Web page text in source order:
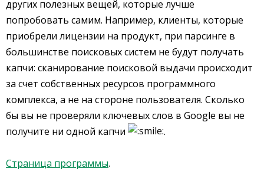
других полезных вещей, которые лучше
попробовать самим. Например, клиенты, которые
приобрели лицензии на продукт, при парсинге в
большинстве поисковых систем не будут получать
капчи: сканирование поисковой выдачи происходит
за счет собственных ресурсов программного
комплекса, а не на стороне пользователя. Сколько
бы вы не проверяли ключевых слов в Google вы не
получите ни одной капчи
.
Страница программы.